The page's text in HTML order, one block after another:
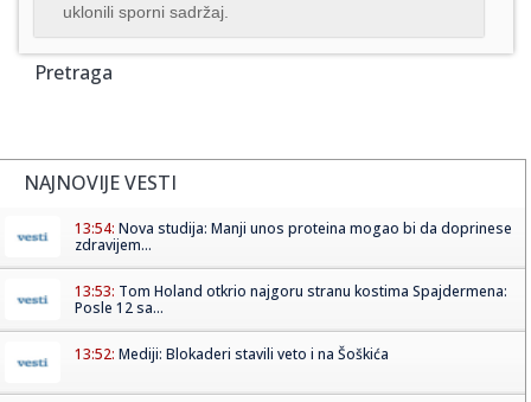
uklonili sporni sadržaj.
Pretraga
NAJNOVIJE VESTI
13:54: Nova studija: Manji unos proteina mogao bi da doprinese
zdravijem...
13:53: Tom Holand otkrio najgoru stranu kostima Spajdermena:
Posle 12 sa...
13:52: Mediji: Blokaderi stavili veto i na Šoškića